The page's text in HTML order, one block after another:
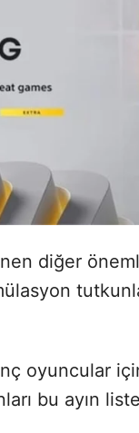
diğer
oyuncular
bu ayın